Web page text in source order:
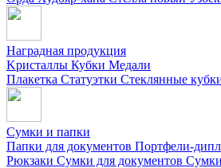
Наградная продукция
Kристаллы Кубки Медали
Плакетка Статуэтки Стеклянные
Сумки и папки
Папки для документов Портфели-
Рюкзаки Сумки для документов Сумки